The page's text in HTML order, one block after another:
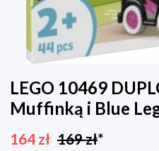
LEGO 10469
Muffinką i Blue
164 zł 169zł*